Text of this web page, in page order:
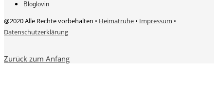
Bloglovin
@2020 Alle Rechte vorbehalten • Heimatruhe • Impressum •
Datenschutzerklärung
Zurück zum Anfang